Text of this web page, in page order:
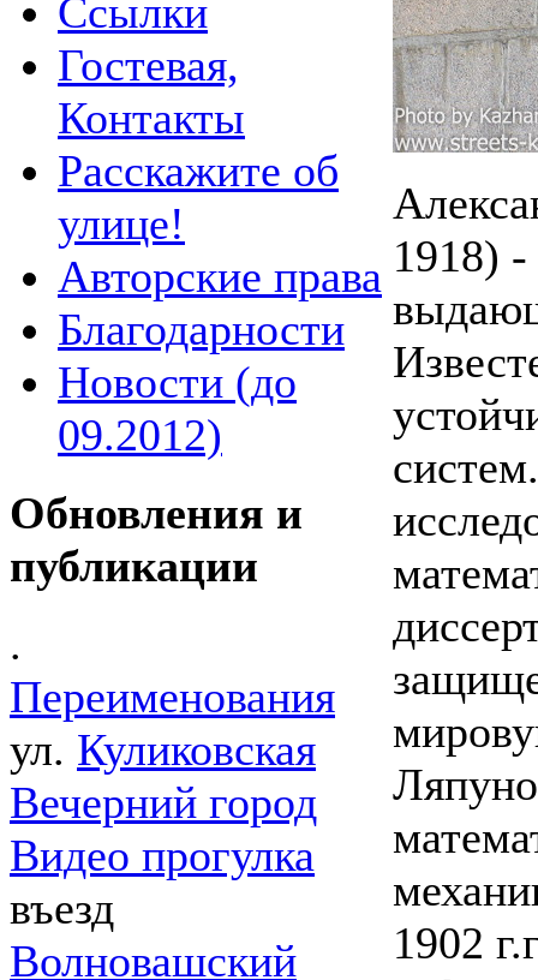
Ссылки
Гостевая,
Контакты
Расскажите об
улице!
Авторские права
Благодарности
Новости (до
09.2012)
Обновления и
публикации
.
Переименования
ул. Куликовская
Вечерний город
Видео прогулка
въезд
Волновашский
1918)
1902